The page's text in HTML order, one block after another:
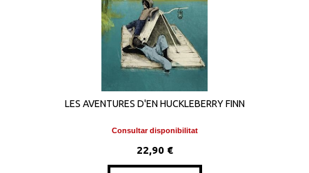
LES AVENTURES D'EN HUCKLEBERRY FINN
Consultar disponibilitat
22,90 €